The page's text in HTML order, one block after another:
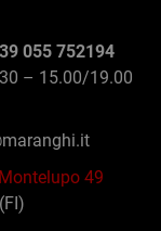
055 752194
– 15.00/19.00
49